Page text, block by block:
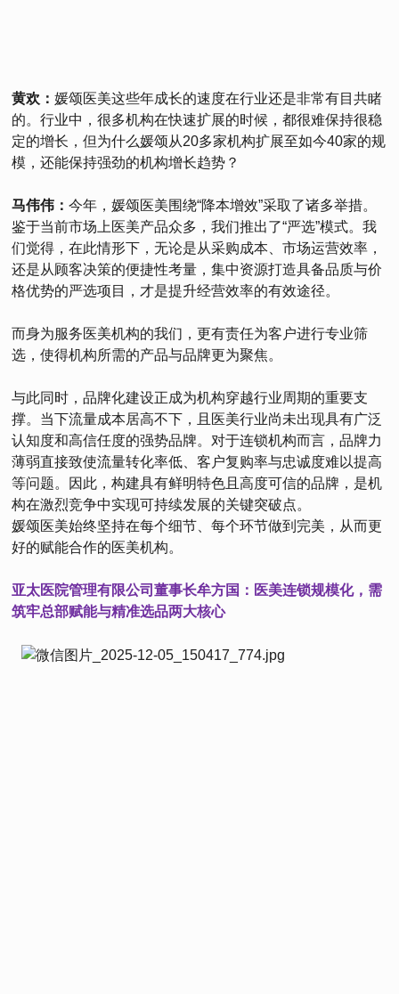
黄欢：媛颂医美这些年成长的速度在行业还是非常有目共睹
的。行业中，很多机构在快速扩展的时候，都很难保持很稳
定的增长，但为什么媛颂从20多家机构扩展至如今40家的规
模，还能保持强劲的机构增长趋势？
马伟伟：今年，媛颂医美围绕“降本增效”采取了诸多举措。
鉴于当前市场上医美产品众多，我们推出了“严选”模式。我
们觉得，在此情形下，无论是从采购成本、市场运营效率，
还是从顾客决策的便捷性考量，集中资源打造具备品质与价
格优势的严选项目，才是提升经营效率的有效途径。
而身为服务医美机构的我们，更有责任为客户进行专业筛
选，使得机构所需的产品与品牌更为聚焦。
与此同时，品牌化建设正成为机构穿越行业周期的重要支
撑。当下流量成本居高不下，且医美行业尚未出现具有广泛
认知度和高信任度的强势品牌。对于连锁机构而言，品牌力
薄弱直接致使流量转化率低、客户复购率与忠诚度难以提高
等问题。因此，构建具有鲜明特色且高度可信的品牌，是机
构在激烈竞争中实现可持续发展的关键突破点。
媛颂医美始终坚持在每个细节、每个环节做到完美，从而更
好的赋能合作的医美机构。
亚太医院管理有限公司董事长牟方国：医美连锁规模化，需
筑牢总部赋能与精准选品两大核心